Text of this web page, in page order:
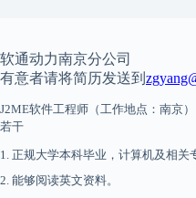
软通动力南京分公司
有意者请将简历发送到
J2ME软件工程师 （工作地点：南京）
若干
1. 正规大学本科毕业，计算机及相关
2. 能够阅读英文资料。